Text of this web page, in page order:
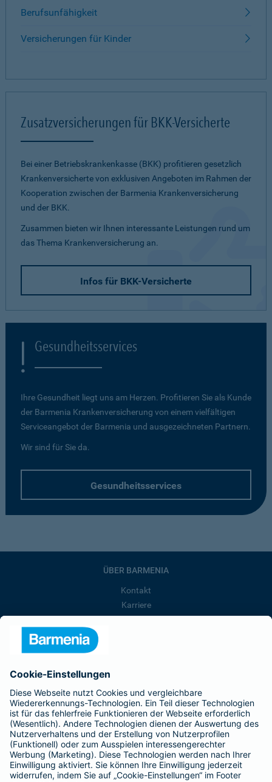
Berufsunfähigkeit
Versicherungen für Kinder
Zusatzversicherungen für BKK-Versicherte
Bei einer Betriebskrankenkasse (BKK) profitieren gesetzlich
Krankenversicherte von exklusiven Angeboten im Rahmen der
Kooperation zwischen der Barmenia Krankenversicherung
und der BKK.
Zusammen bieten wir Ihnen interessante Leistungen rund um
das Thema Krankenversicherung an.
Infos für BKK-Versicherte
Gesundheitsservices
Ihre Gesundheit liegt uns am Herzen. Profitieren Sie als Kunde
der Barmenia Krankenversicherung von einem vielfältigen
Serviceangebot der Barmenia und ausgezeichneten Partnern.
Wir sind für Sie da.
Gesundheitsservices
ÜBER BARMENIA
Kontakt
Karriere
Barmenia ist Teil der BarmeniaGothaer
BELIEBTE SEITEN
Kranken-Zusatzversicherung
Tierversicherungen
Haftpflichtversicherung
Hausratversicherung